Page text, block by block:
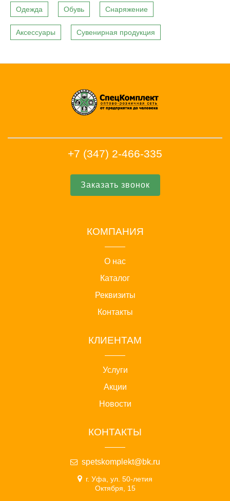
Одежда Обувь Снаряжение
Аксессуары Сувенирная продукция
+7 (347) 2-466-335
Заказать звонок
КОМПАНИЯ
О нас
Каталог
Реквизиты
Контакты
КЛИЕНТАМ
Услуги
Акции
Новости
КОНТАКТЫ
spetskomplekt@bk.ru
г. Уфа, ул. 50-летия
Октября, 15